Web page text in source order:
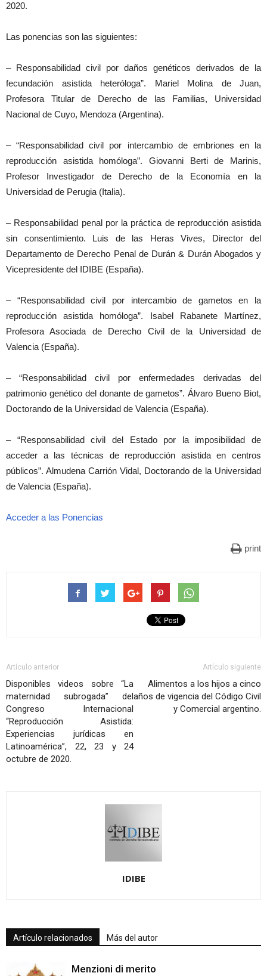
2020.
Las ponencias son las siguientes:
– Responsabilidad civil por daños genéticos derivados de la
fecundación asistida heteróloga”. Mariel Molina de Juan,
Profesora Titular de Derecho de las Familias, Universidad
Nacional de Cuyo, Mendoza (Argentina).
– “Responsabilidad civil por intercambio de embriones en la
reproducción asistida homóloga”. Giovanni Berti de Marinis,
Profesor Investigador de Derecho de la Economía en la
Universidad de Perugia (Italia).
– Responsabilidad penal por la práctica de reproducción asistida
sin consentimiento. Luis de las Heras Vives, Director del
Departamento de Derecho Penal de Durán & Durán Abogados y
Vicepresidente del IDIBE (España).
– “Responsabilidad civil por intercambio de gametos en la
reproducción asistida homóloga”. Isabel Rabanete Martínez,
Profesora Asociada de Derecho Civil de la Universidad de
Valencia (España).
– “Responsabilidad civil por enfermedades derivadas del
patrimonio genético del donante de gametos”. Álvaro Bueno Biot,
Doctorando de la Universidad de Valencia (España).
– “Responsabilidad civil del Estado por la imposibilidad de
acceder a las técnicas de reproducción asistida en centros
públicos”. Almudena Carrión Vidal, Doctorando de la Universidad
de Valencia (España).
Acceder a las Ponencias
print
Artículo anterior
Disponibles videos sobre “La
maternidad subrogada” del
Congreso Internacional
“Reproducción Asistida:
Experiencias jurídicas en
Latinoamérica”, 22, 23 y 24
octubre de 2020.
Artículo siguiente
Alimentos a los hijos a cinco
años de vigencia del Código Civil
y Comercial argentino.
IDIBE
Artículo relacionados Más del autor
Menzioni di merito